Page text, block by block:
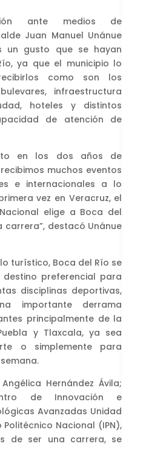
ante medios de
Juan Manuel Unánue
un gusto que se hayan
ya que el municipio lo
como son los
infraestructura
hoteles y distintos
de atención de
en los dos años de
muchos eventos
e internacionales a lo
vez en Veracruz, el
elige a Boca del
carrera”, destacó Unánue
turístico, Boca del Río se
preferencial para
disciplinas deportivas,
importante derrama
principalmente de la
y Tlaxcala, ya sea
o simplemente para
Hernández Ávila;
de Innovación e
Avanzadas Unidad
Nacional (IPN),
de ser una carrera, se